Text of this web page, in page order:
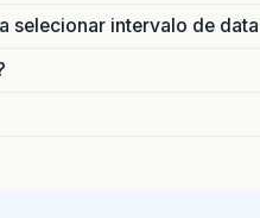
selecionar intervalo de data